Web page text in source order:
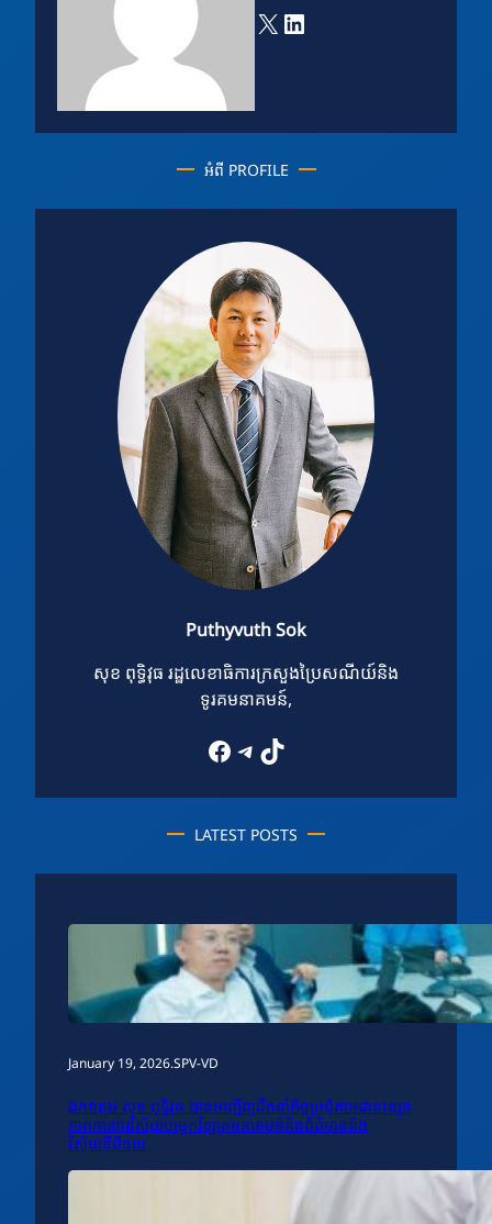
X LinkedIn
អំពី PROFILE
Puthyvuth Sok
សុខ ពុទ្ធិវុធ រដ្ឋលេខាធិការក្រសួងប្រៃសណីយ៍និង
ទូរគមនាគមន៍,
Facebook Telegram TikTok
LATEST POSTS
January 19, 2026.SPV-VD
ឯកឧត្តម សុខ ពុទ្ធិវុធ បានអញ្ជើញដឹកនាំកិច្ចប្រជុំតាមដានវឌ្ឍន
ភាពការងារវិស័យបច្ចេកវិទ្យាគមនាគមន៍និងព័ត៌មាននិង
វិស័យឌីជីថល